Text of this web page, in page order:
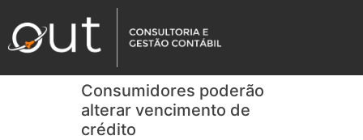
Consumidores poderão
alterar vencimento de
crédito